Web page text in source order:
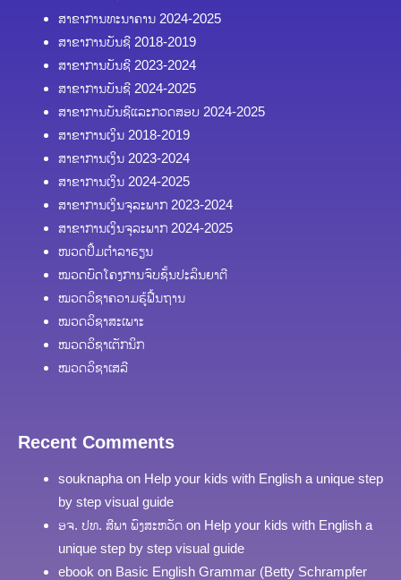
ສາຂາການທະນາຄານ 2024-2025
ສາຂາການບັນຊີ 2018-2019
ສາຂາການບັນຊີ 2023-2024
ສາຂາການບັນຊີ 2024-2025
ສາຂາການບັນຊີແລະກວດສອບ 2024-2025
ສາຂາການເງິນ 2018-2019
ສາຂາການເງິນ 2023-2024
ສາຂາການເງິນ 2024-2025
ສາຂາການເງິນຈຸລະພາກ 2023-2024
ສາຂາການເງິນຈຸລະພາກ 2024-2025
ໜວດປຶ້ມຕຳລາຮຽນ
ໝວດບົດໂຄງການຈົບຊັ້ນປະລິນຍາຕີ
ໝວດວິຊາຄວາມຮູ້ຟື້ນຖານ
ໝວດວິຊາສະເພາະ
ໝວດວິຊາເຕັກນິກ
ໝວດວິຊາເສລີ
Recent Comments
souknapha on Help your kids with English a unique step
by step visual guide
ອຈ. ປທ. ສີພາ ພົງສະຫວັດ on Help your kids with English a
unique step by step visual guide
ebook on Basic English Grammar (Betty Schrampfer